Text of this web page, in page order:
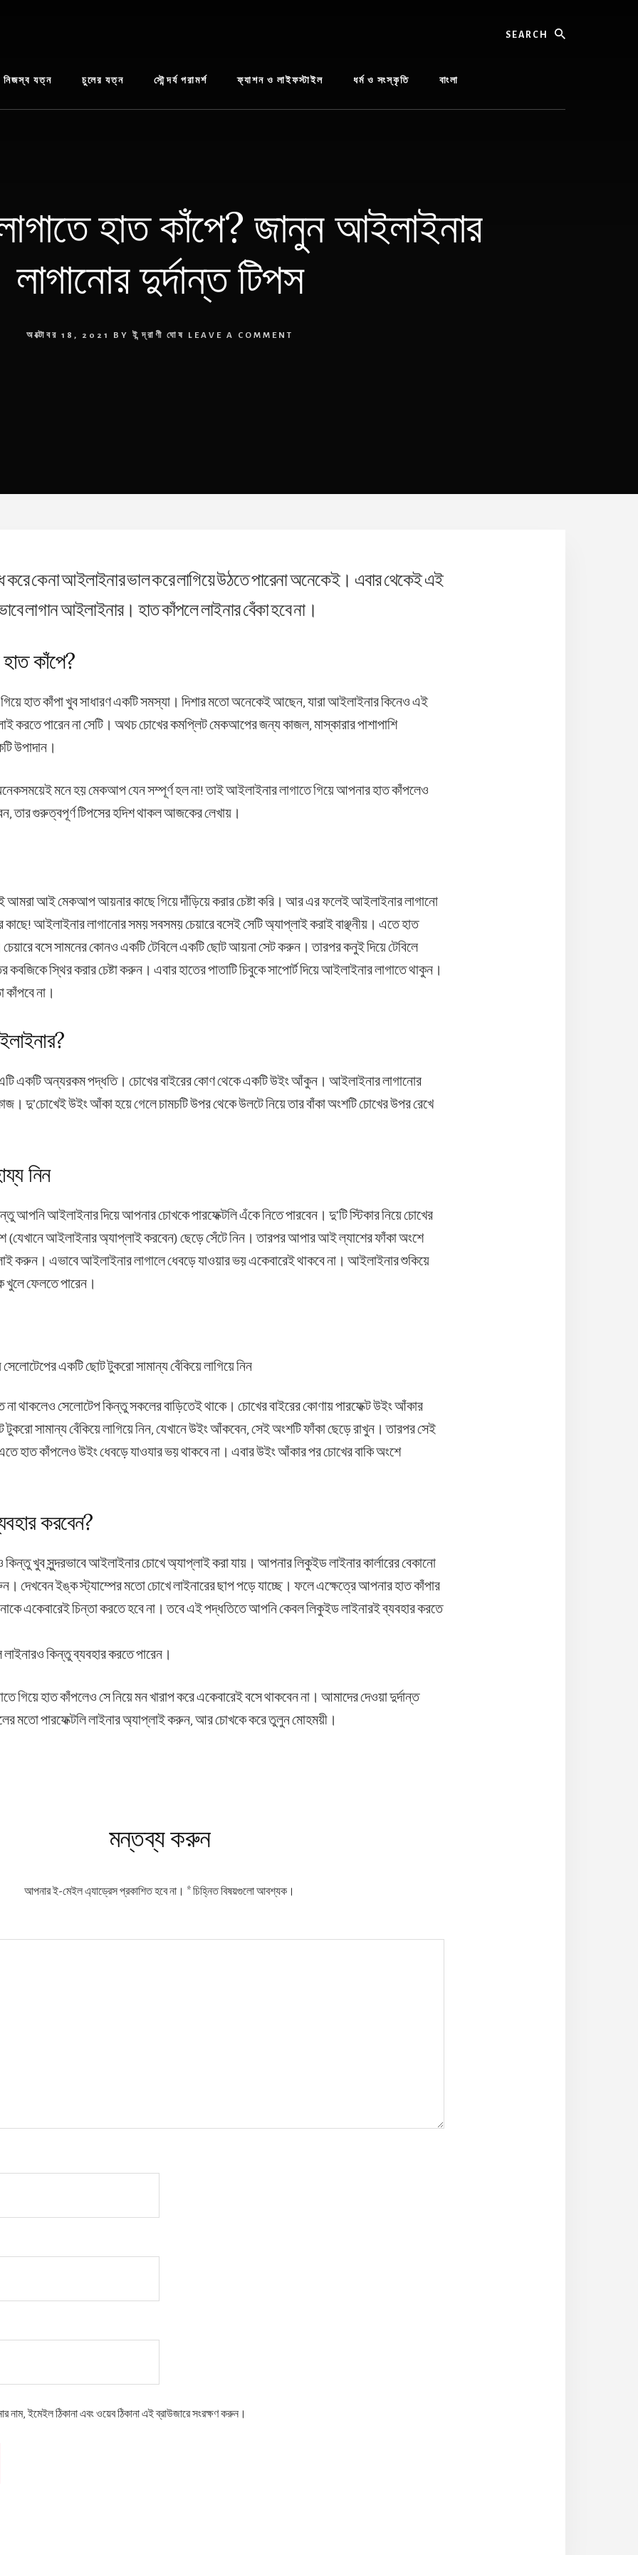
নিজস্ব যত্ন চুলের যত্ন সৌন্দর্য পরামর্শ ফ্যাশন ও লাইফস্টাইল ধর্ম ও সংস্কৃতি বাংলা
হাত কাঁপে? জানুন আইলাইনার
লাগানোর দুর্দান্ত টিপস
অক্টোবর 18, 2021 BY ইন্দ্রাণী ঘোষ LEAVE A COMMENT
করে কেনা আইলাইনার ভাল করে লাগিয়ে উঠতে পারেনা অনেকেই। এবার থেকেই এই
লাগান আইলাইনার। হাত কাঁপলে লাইনার বেঁকা হবে না।
কাঁপে?
হাত কাঁপা খুব সাধারণ একটি সমস্যা। দিশার মতো অনেকেই আছেন, যারা আইলাইনার কিনেও এই
করতে পারেন না সেটি। অথচ চোখের কমপ্লিট মেকআপের জন্য কাজল, মাস্কারার পাশাপাশি
উপাদান।
মনে হয় মেকআপ যেন সম্পূর্ণ হল না! তাই আইলাইনার লাগাতে গিয়ে আপনার হাত কাঁপলেও
তার গুরুত্বপূর্ণ টিপসের হদিশ থাকল আজকের লেখায়।
আমরা আই মেকআপ আয়নার কাছে গিয়ে দাঁড়িয়ে করার চেষ্টা করি। আর এর ফলেই আইলাইনার লাগানো
আইলাইনার লাগানোর সময় সবসময় চেয়ারে বসেই সেটি অ্যাপ্লাই করাই বাঞ্ছনীয়। এতে হাত
বসে সামনের কোনও একটি টেবিলে একটি ছোট আয়না সেট করুন। তারপর কনুই দিয়ে টেবিলে
কবজিকে স্থির করার চেষ্টা করুন। এবার হাতের পাতাটি চিবুকে সাপোর্ট দিয়ে আইলাইনার লাগাতে থাকুন।
না।
একটি অন্যরকম পদ্ধতি। চোখের বাইরের কোণ থেকে একটি উইং আঁকুন। আইলাইনার লাগানোর
দু’চোখেই উইং আঁকা হয়ে গেলে চামচটি উপর থেকে উলটে নিয়ে তার বাঁকা অংশটি চোখের উপর রেখে
নিন
আপনি আইলাইনার দিয়ে আপনার চোখকে পারফেক্টলি এঁকে নিতে পারবেন। দু’টি স্টিকার নিয়ে চোখের
আইলাইনার অ্যাপ্লাই করবেন) ছেড়ে সেঁটে নিন। তারপর আপার আই ল্যাশের ফাঁকা অংশে
করুন। এভাবে আইলাইনার লাগালে ধেবড়ে যাওয়ার ভয় একেবারেই থাকবে না। আইলাইনার শুকিয়ে
খুলে ফেলতে পারেন।
না থাকলেও সেলোটেপ কিন্তু সকলের বাড়িতেই থাকে। চোখের বাইরের কোণায় পারফেক্ট উইং আঁকার
সামান্য বেঁকিয়ে লাগিয়ে নিন, যেখানে উইং আঁকবেন, সেই অংশটি ফাঁকা ছেড়ে রাখুন। তারপর সেই
হাত কাঁপলেও উইং ধেবড়ে যাওযার ভয় থাকবে না। এবার উইং আঁকার পর চোখের বাকি অংশে
করবেন?
কিন্তু খুব সুন্দরভাবে আইলাইনার চোখে অ্যাপ্লাই করা যায়। আপনার লিকুইড লাইনার কার্লারের বেকানো
দেখবেন ইঙ্ক স্ট্যাম্পের মতো চোখে লাইনারের ছাপ পড়ে যাচ্ছে। ফলে এক্ষেত্রে আপনার হাত কাঁপার
একেবারেই চিন্তা করতে হবে না। তবে এই পদ্ধতিতে আপনি কেবল লিকুইড লাইনারই ব্যবহার করতে
কিন্তু ব্যবহার করতে পারেন।
গিয়ে হাত কাঁপলেও সে নিয়ে মন খারাপ করে একেবারেই বসে থাকবেন না। আমাদের দেওয়া দুর্দান্ত
মতো পারফেক্টলি লাইনার অ্যাপ্লাই করুন, আর চোখকে করে তুলুন মোহময়ী।
মন্তব্য করুন
আপনার ই-মেইল এ্যাড্রেস প্রকাশিত হবে না। *চিহ্নিত বিষয়গুলো আবশ্যক।
নাম, ইমেইল ঠিকানা এবং ওয়েব ঠিকানা এই ব্রাউজারে সংরক্ষণ করুন।